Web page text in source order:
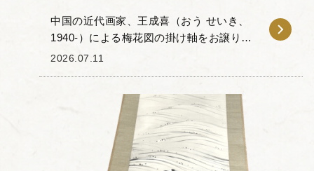
中国の近代画家、王成喜（おう せいき、
1940-）による梅花図の掛け軸をお譲りい
ただきました。成喜は伝統的な中国画に
に花鳥画を得...
2026.07.11